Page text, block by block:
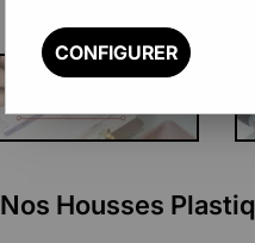
Nos Housses
CONFIGURER